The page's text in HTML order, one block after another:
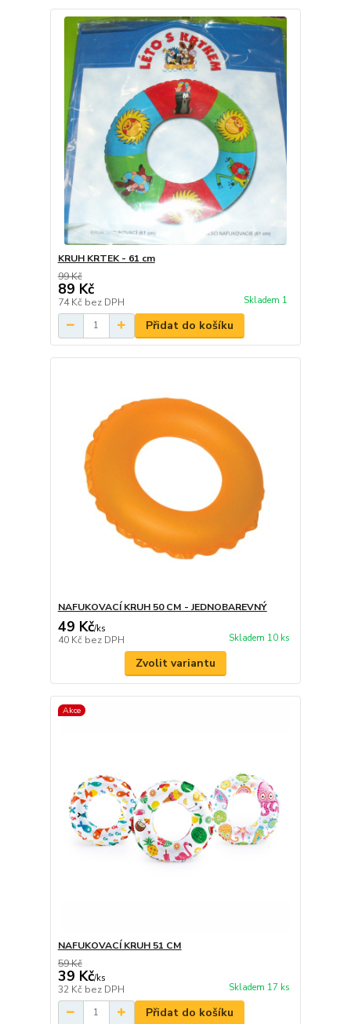
KRUH KRTEK - 61 cm
99 Kč
89 Kč
74 Kč bez DPH Skladem 1
Přidat do košíku
NAFUKOVACÍ KRUH 50 CM - JEDNOBAREVNÝ
49 Kč/ks
40 Kč bez DPH Skladem 10 ks
Zvolit variantu
Akce
NAFUKOVACÍ KRUH 51 CM
59 Kč
39 Kč/ks
32 Kč bez DPH Skladem 17 ks
Přidat do košíku